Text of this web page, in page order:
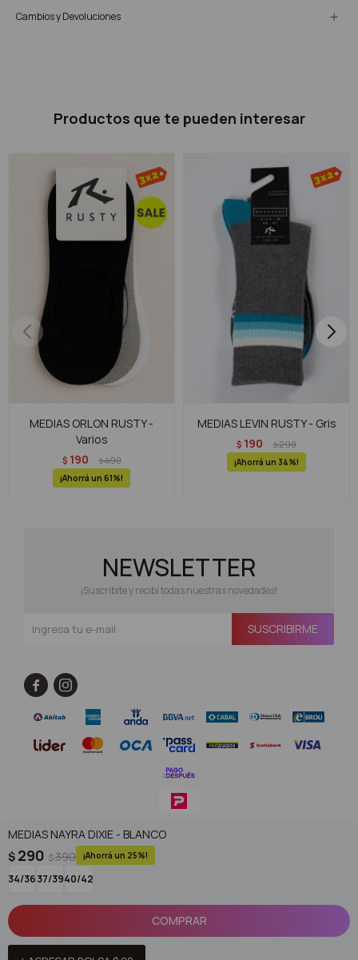
MEDIAS NAYRA DIXIE - BLANCO
$ 290 $390 25
34/3637/3940/42
COMPRAR
Cambios y Devoluciones
Productos que te pueden interesar
MEDIAS ORLON RUSTY -
Varios
$ 190 $490
61
MEDIAS LEVIN RUSTY - Gris
$ 190 $290
34
NEWSLETTER
¡Suscribite y recibí todas nuestras novedades!
SUSCRIBIRME
 
© Copyright 2026 / Superoutlet / FORTER S.A Rut 213720560017